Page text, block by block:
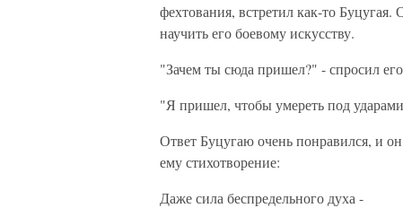
фехтования, встретил как-то
научить его боевому искусству.
"Зачем ты сюда пришел?" - спросил
"Я пришел, чтобы умереть под
Ответ Буцугаю очень понравился, и
ему стихотворение:
Даже сила беспредельного духа -